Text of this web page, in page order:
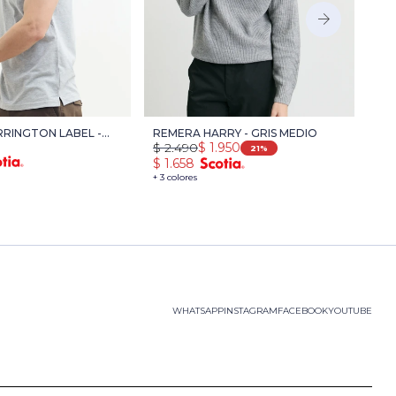
LABEL -
REMERA HARRY - GRIS MEDIO
+ 3 colores
$ 1.950
$ 2.490 21
$ 1.658
WHATSAPP FACEBOOKYOUTUBE
INSTAGRAM